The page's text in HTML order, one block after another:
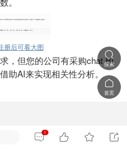
册后可看大图
，但您的公司有采购chat BI
助AI来实现相关性分析。

搜索

首页
1   